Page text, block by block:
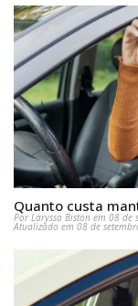
Quanto custa
Por Laryssa Biston em 08 de
Atualizado em 08 de